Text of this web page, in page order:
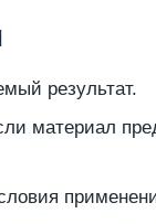
результат.
материал